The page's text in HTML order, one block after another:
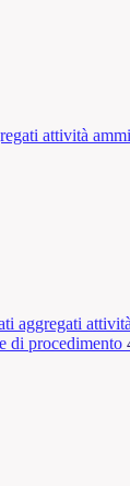
attività
aggregati
di procedimento